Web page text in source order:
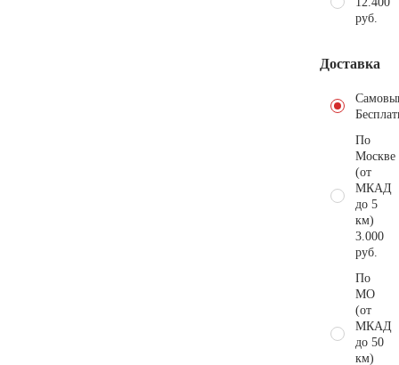
руб.
Доставка
По
Москве
(от
МКАД
до 5
км)
3.000
руб.
По
МО
(от
МКАД
до 50
км)